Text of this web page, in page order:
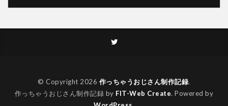
© Copyright 2026 作っちゃうおじさん制作記録.
作っちゃうおじさん制作記録 by FIT-Web Create. Powered by